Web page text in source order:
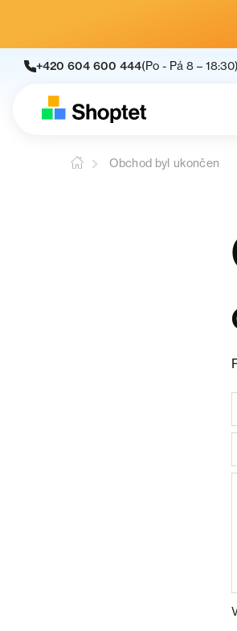
+420 604 600 444(Po - Pá 8 – 18:30)
Obchod byl ukončen